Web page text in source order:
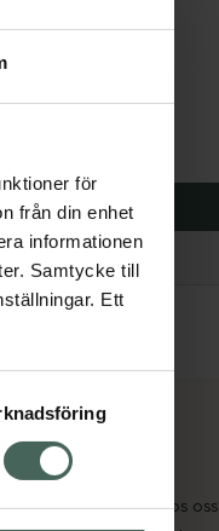
för
från din enhet
informationen
Samtycke till
Ett
kr
Jobba hos oss